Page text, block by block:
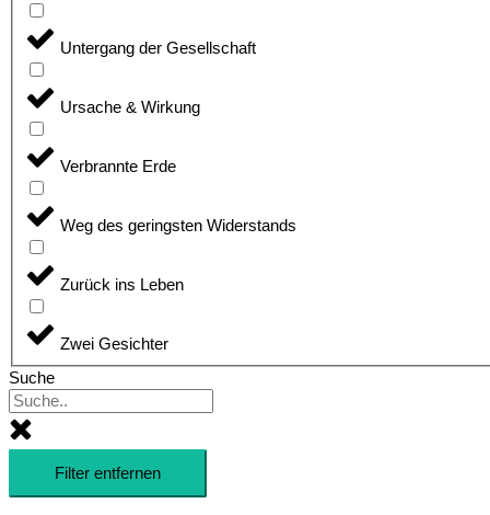
Untergang der Gesellschaft
Ursache & Wirkung
Verbrannte Erde
Weg des geringsten Widerstands
Zurück ins Leben
Zwei Gesichter
Suche
Filter entfernen